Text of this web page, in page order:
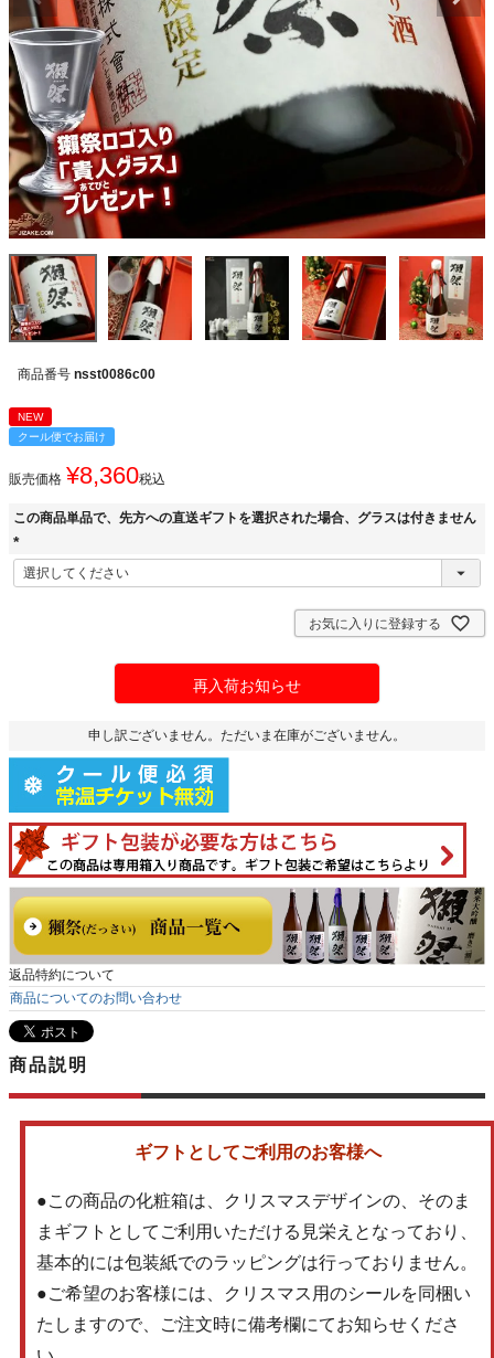
商品番号 nsst0086c00
NEW
クール便でお届け
販売価格 ¥8,360税込
この商品単品で、先方への直送ギフトを選択された場合、グラスは付きません
(
必
お気に入りに登録する
再入荷お知らせ
申し訳ございません。ただいま在庫がございません。
返品特約について
商品についてのお問い合わせ
商品説明
ギフトとしてご利用のお客様へ
●この商品の化粧箱は、クリスマスデザインの、そのま
まギフトとしてご利用いただける見栄えとなっており、
基本的には包装紙でのラッピングは行っておりません。
●ご希望のお客様には、クリスマス用のシールを同梱い
たしますので、ご注文時に備考欄にてお知らせくださ